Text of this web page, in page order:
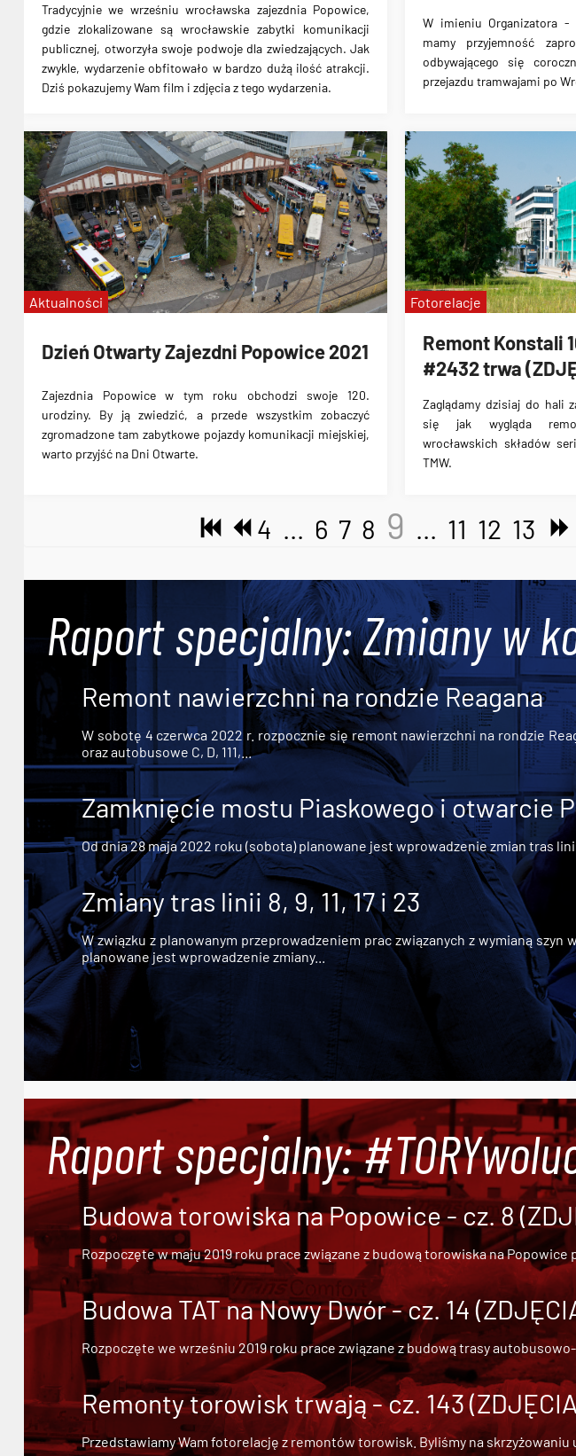
Tradycyjnie we wrześniu wrocławska zajezdnia Popowice,
gdzie zlokalizowane są wrocławskie zabytki komunikacji
publicznej, otworzyła swoje podwoje dla zwiedzających. Jak
zwykle, wydarzenie obfitowało w bardzo dużą ilość atrakcji.
Dziś pokazujemy Wam film i zdjęcia z tego wydarzenia.
W imieniu Organizatora -
mamy przyjemność
odbywającego się
przejazdu tramwajami po
Dzień Otwarty Zajezdni Popowice 2021
Zajezdnia Popowice w tym roku obchodzi swoje 120.
urodziny. By ją zwiedzić, a przede wszystkim zobaczyć
zgromadzone tam zabytkowe pojazdy komunikacji miejskiej,
warto przyjść na Dni Otwarte.
Aktualności
Remont Konstali
#2432 trwa
Zaglądamy dzisiaj do hali
się jak wygląda
wrocławskich składów
TMW.
Fotorelacje
4 ... 6 7 8 9 ... 11 12 13
Raport specjalny: Zmiany w
Remont nawierzchni na rondzie Reagana
W sobotę 4 czerwca 2022 r. rozpocznie się remont nawierzchni na rondzie
oraz autobusowe C, D, 111,...
Zamknięcie mostu Piaskowego i otwarcie
Od dnia 28 maja 2022 roku (sobota) planowane jest wprowadzenie zmian tras
Zmiany tras linii 8, 9, 11, 17 i 23
W związku z planowanym przeprowadzeniem prac związanych z wymianą
planowane jest wprowadzenie zmiany...
Raport specjalny:
Budowa torowiska na Popowice - cz. 8
Rozpoczęte w maju 2019 roku prace związane z budową torowiska na Popowice
Budowa TAT na Nowy Dwór - cz. 14
Rozpoczęte we wrześniu 2019 roku prace związane zbudową trasy
Remonty torowisk trwają - cz. 143
Przedstawiamy Wam fotorelację z remontów torowisk. Byliśmy na skrzyżowaniu